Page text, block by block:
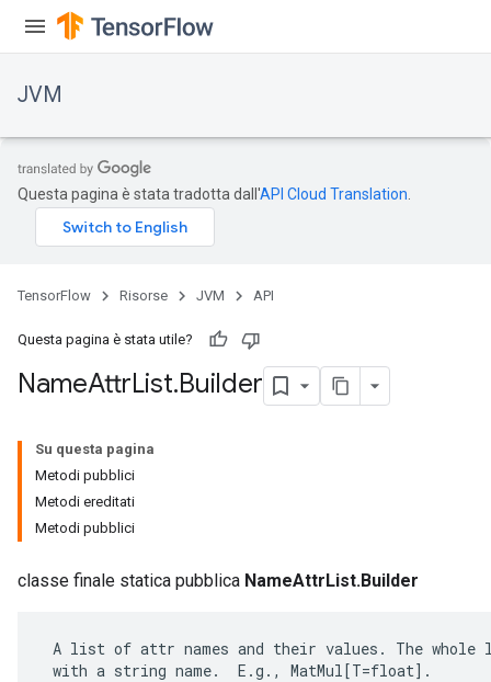
JVM
Questa pagina è stata tradotta dall'API Cloud Translation
TensorFlow Risorse JVM API
Questa pagina è stata utile?
NameAttrList.Builder
Su questa pagina
Metodi pubblici
Metodi ereditati
Metodi pubblici
classe finale statica pubblica NameAttrList.Builder
A list of attr names and their values. The
with a string name.  E.g., MatMul[T=float].